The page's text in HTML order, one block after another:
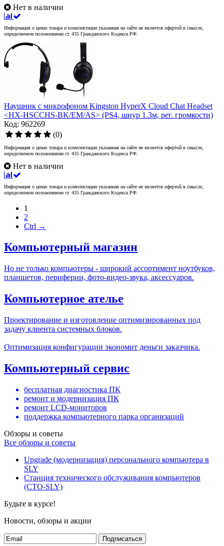
Нет в наличии
Информация о ценах товара и комплектации указанная на сайте не является офертой в смысле,
определяемом положениями ст. 435 Гражданского Кодекса РФ.
Наушник с микрофоном Kingston HyperX Cloud Chat Headset
<HX-HSCCHS-BK/EM/AS> (PS4, шнур 1.3м, рег. громкости)
Код: 962269
(0)
Информация о ценах товара и комплектации указанная на сайте не является офертой в смысле,
определяемом положениями ст. 435 Гражданского Кодекса РФ.
Нет в наличии
Информация о ценах товара и комплектации указанная на сайте не является офертой в смысле,
определяемом положениями ст. 435 Гражданского Кодекса РФ.
1
2
Ctrl →
Компьютерный магазин
Но не только компьютеры - широкий ассортимент ноутбуков,
планшетов, периферии, фото-видео-звука, аксессуаров.
Компьютерное ателье
Проектирование и изготовление оптимизированных под
задачу клиента системных блоков.
Оптимизация конфигурации экономит деньги заказчика.
Компьютерный сервис
бесплатная диагностика ПК
ремонт и модернизация ПК
ремонт LCD-мониторов
поддержка компьютерного парка организаций
Обзоры и советы
Все обзоры и советы
Upgrade (модернизация) персонального компьютера в
SLY
Станция технического обслуживания компьютеров
(СТО-SLY)
Будьте в курсе!
Новости, обзоры и акции
Подписаться